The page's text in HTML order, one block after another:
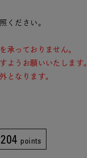
ください。
承っておりません。
ようお願いいたします
となります。
204 points